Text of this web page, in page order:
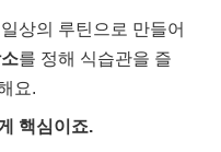
상의 루틴으로 만들어
를 정해 식습관을 즐
요.
핵심이죠.